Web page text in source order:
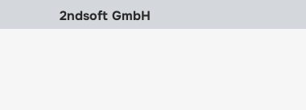
2ndsoft GmbH